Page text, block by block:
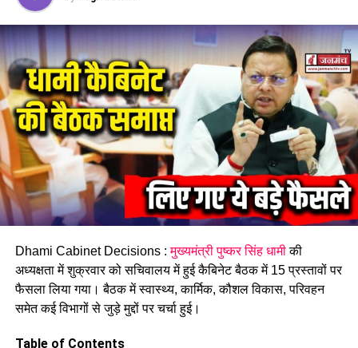
Dhami Cabinet Decisions : मुख्यमंत्री पुष्कर सिंह धामीकी
अध्यक्षता में शुक्रवार को सचिवालय में हुई कैबिनेट बैठक में 15 प्रस्तावों पर
फैसला लिया गया। बैठक में स्वास्थ्य, कार्मिक, कौशल विकास, परिवहन
समेत कई विभागों से जुड़े मुद्दों पर चर्चा हुई।
Table of Contents